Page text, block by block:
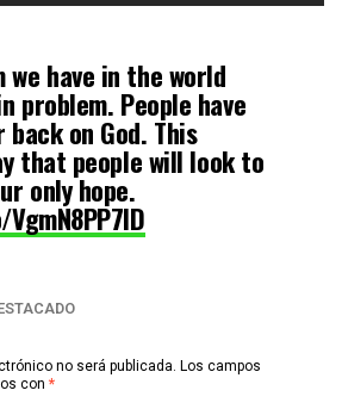
we have in the world
problem. People have
on God. This
that people will look to
only hope.
no será publicada. Los campos
con *